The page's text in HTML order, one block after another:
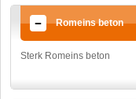
Romeins beton
Sterk Romeins beton